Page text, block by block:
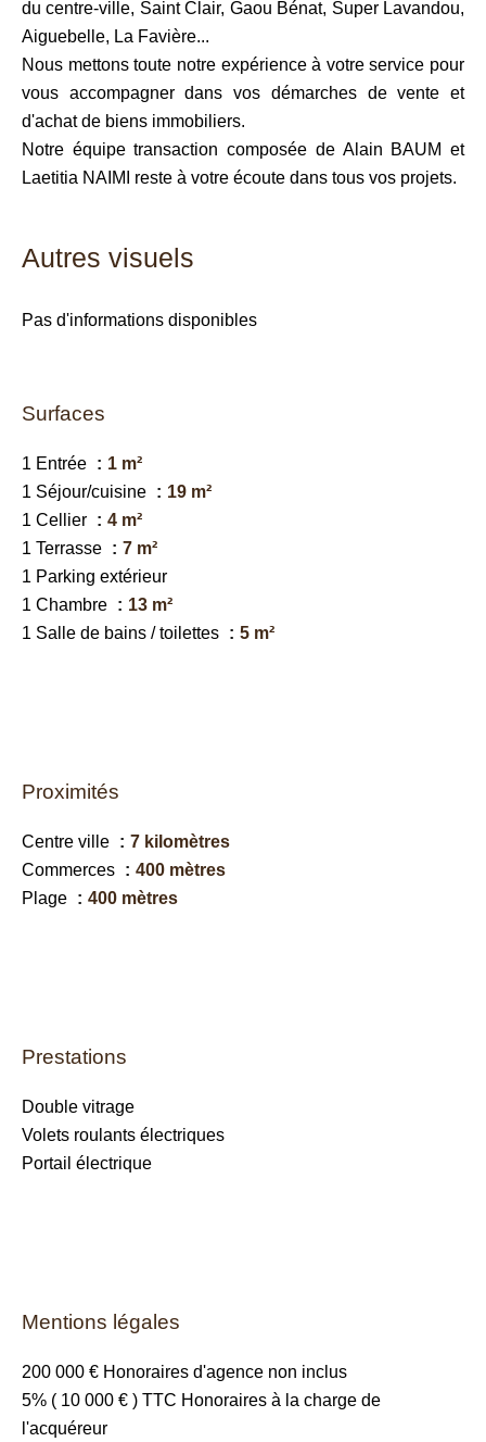
du centre-ville, Saint Clair, Gaou Bénat, Super Lavandou,
Aiguebelle, La Favière...
Nous mettons toute notre expérience à votre service pour
vous accompagner dans vos démarches de vente et
d'achat de biens immobiliers.
Notre équipe transaction composée de Alain BAUM et
Laetitia NAIMI reste à votre écoute dans tous vos projets.
Autres visuels
Pas d'informations disponibles
Surfaces
1 Entrée
1 m²
1 Séjour/cuisine
19 m²
1 Cellier
4 m²
1 Terrasse
7 m²
1 Parking extérieur
1 Chambre
13 m²
1 Salle de bains / toilettes
5 m²
Proximités
Centre ville
7 kilomètres
Commerces
400 mètres
Plage
400 mètres
Prestations
Double vitrage
Volets roulants électriques
Portail électrique
Mentions légales
200 000 € Honoraires d'agence non inclus
5% ( 10 000 € ) TTC Honoraires à la charge de
l'acquéreur